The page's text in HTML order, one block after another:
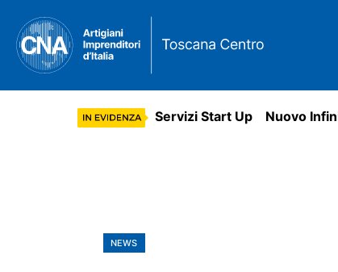
Servizi Start Up Nuovo
NEWS